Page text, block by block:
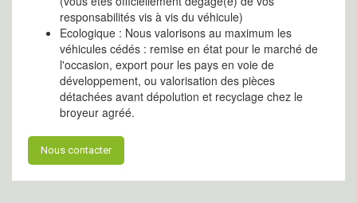
responsabilités vis à vis du véhicule)
Ecologique : Nous valorisons au maximum les
véhicules cédés : remise en état pour le marché de
l'occasion, export pour les pays en voie de
développement, ou valorisation des pièces
détachées avant dépolution et recyclage chez le
broyeur agréé.
Nous contacter